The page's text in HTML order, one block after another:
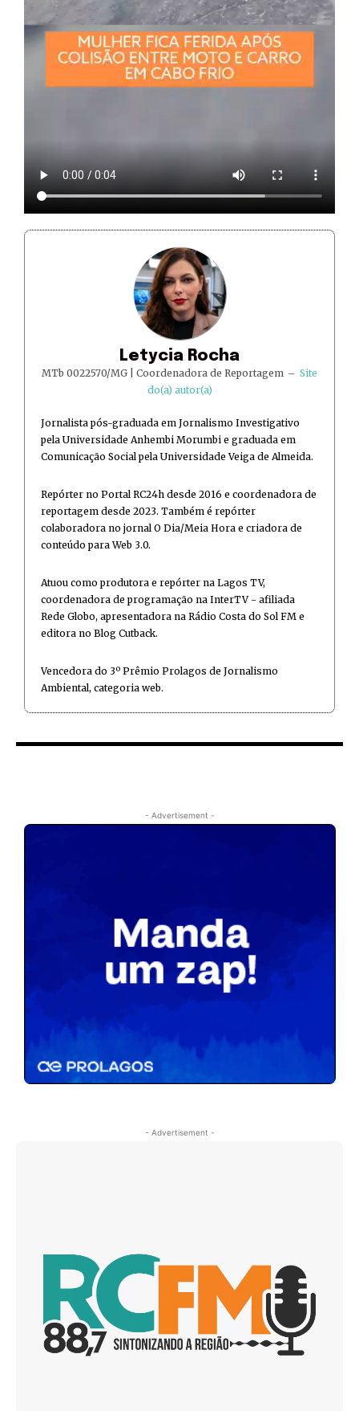
Letycia Rocha
MTb 0022570/MG | Coordenadora de Reportagem – Site
do(a) autor(a)
Jornalista pós-graduada em Jornalismo Investigativo
pela Universidade Anhembi Morumbi e graduada em
Comunicação Social pela Universidade Veiga de Almeida.
Repórter no Portal RC24h desde 2016 e coordenadora de
reportagem desde 2023. Também é repórter
colaboradora no jornal O Dia/Meia Hora e criadora de
conteúdo para Web 3.0.
Atuou como produtora e repórter na Lagos TV,
coordenadora de programação na InterTV - afiliada
Rede Globo, apresentadora na Rádio Costa do Sol FM e
editora no Blog Cutback.
Vencedora do 3º Prêmio Prolagos de Jornalismo
Ambiental, categoria web.
- Advertisement -
- Advertisement -